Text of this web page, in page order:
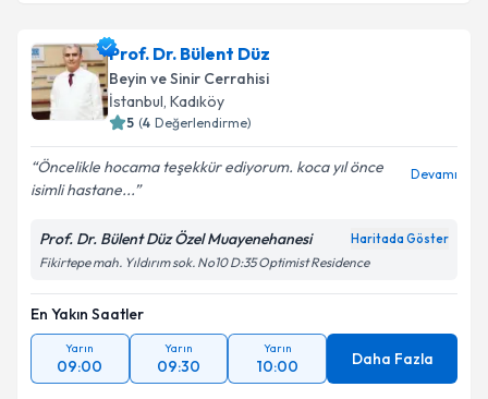
Prof. Dr. Bülent Düz
Beyin ve Sinir Cerrahisi
İstanbul, Kadıköy
5 (4 Değerlendirme)
Öncelikle hocama teşekkür ediyorum. koca yıl önce
isimli hastane...
Devamı
Prof. Dr. Bülent Düz Özel Muayenehanesi Haritada Göster
Fikirtepe mah. Yıldırım sok. No10 D:35 Optimist Residence
En Yakın Saatler
Yarın
09:00
Yarın
09:30
Yarın
10:00 Daha Fazla